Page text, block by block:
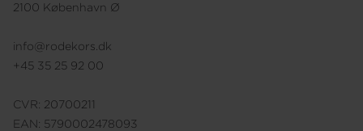
2100 København Ø
info@rodekors.dk
+45 35 25 92 00
CVR: 20700211
EAN: 5790002478093